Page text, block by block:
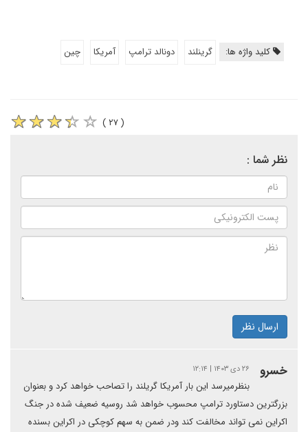
کلید واژه ها: گرینلند دونالد ترامپ آمریکا چین
( ۲۷ )
نظر شما :
ارسال نظر
خسرو ۲۶ دی ۱۴۰۳ | ۱۲:۱۴
بنظرمیرسد این بار آمریکا گریلند را تصاحب خواهد کرد و بعنوان
بزرگترین دستاورد ترامپ محسوب خواهد شد روسیه ضعیف شده در جنگ
اکراین نمی تواند مخالفت کند ودر ضمن به سهم کوچکی در اکراین بسنده